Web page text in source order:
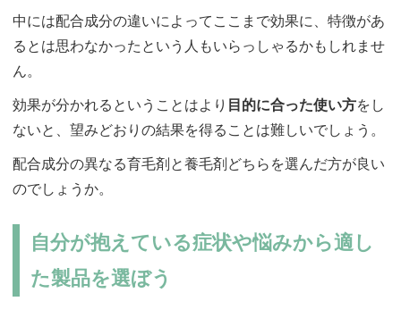
中には配合成分の違いによってここまで効果に、特徴があ
るとは思わなかったという人もいらっしゃるかもしれませ
ん。
効果が分かれるということはより 目的に合った使い方をし
ないと、望みどおりの結果を得ることは難しいでしょう。
配合成分の異なる育毛剤と養毛剤どちらを選んだ方が良い
のでしょうか。
自分が抱えている症状や悩みから適し
た製品を選ぼう